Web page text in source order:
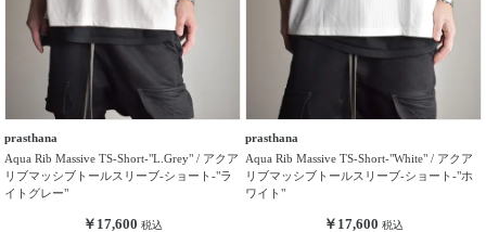
prasthana
Aqua Rib Massive TS-Short-"L.Grey" / アクア
リブマッシブトールスリーブ-ショート-"ラ
イトグレー"
￥17,600 税込
prasthana
Aqua Rib Massive TS-Short-"White" / アクア
リブマッシブトールスリーブ-ショート-"ホ
ワイト"
￥17,600 税込